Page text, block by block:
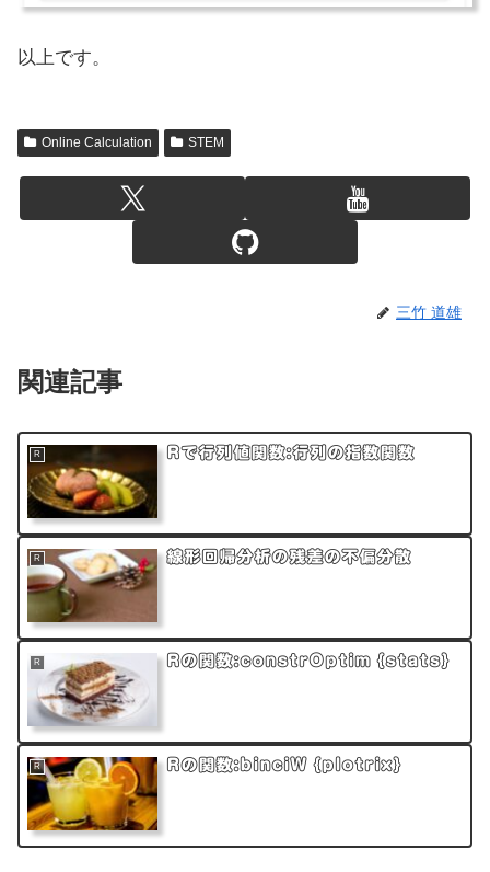
以上です。
Online Calculation STEM
三竹 道雄
関連記事
R Rで行列値関数:行列の指数関数
R 線形回帰分析の残差の不偏分散
R Rの関数:constrOptim {stats}
R Rの関数:binciW {plotrix}